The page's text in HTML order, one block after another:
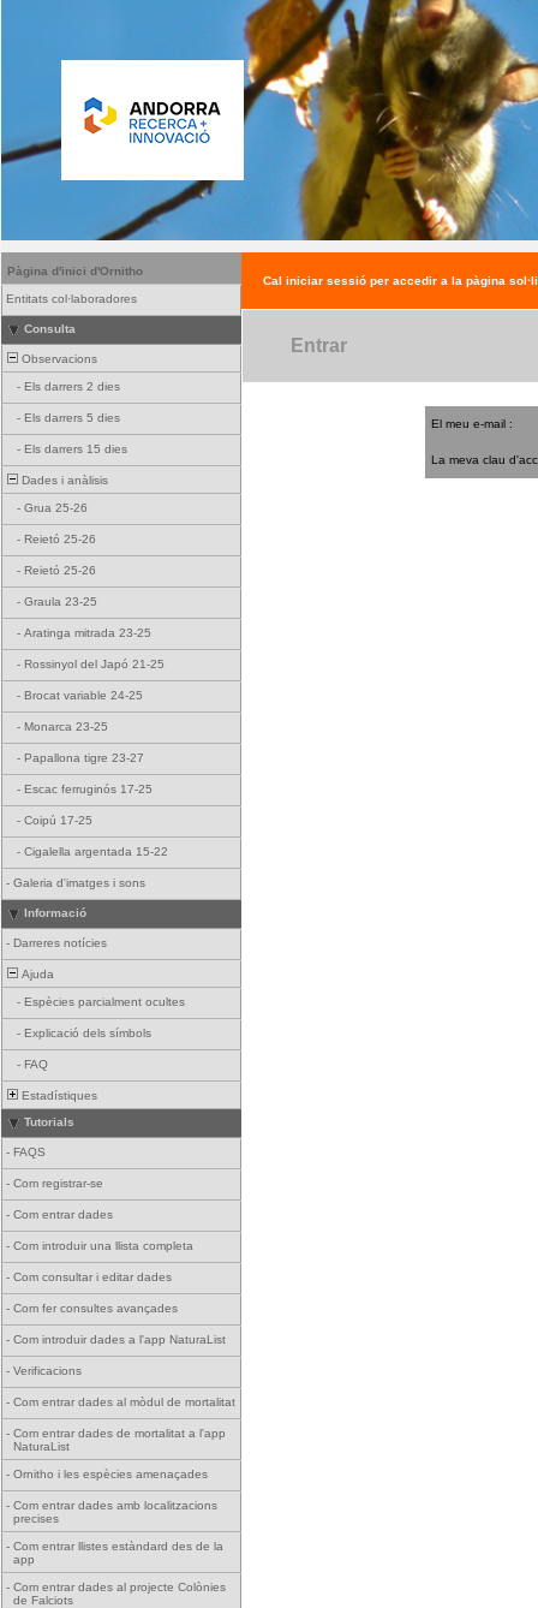
Pàgina d'inici d'Ornitho
Entitats col·laboradores
Consulta
Observacions
- Els darrers 2 dies
- Els darrers 5 dies
- Els darrers 15 dies
Dades i anàlisis
- Grua 25-26
- Reietó 25-26
- Reietó 25-26
- Graula 23-25
- Aratinga mitrada 23-25
- Rossinyol del Japó 21-25
- Brocat variable 24-25
- Monarca 23-25
- Papallona tigre 23-27
- Escac ferruginós 17-25
- Coipú 17-25
- Cigalella argentada 15-22
- Galeria d'imatges i sons
Informació
- Darreres notícies
Ajuda
- Espècies parcialment ocultes
- Explicació dels símbols
- FAQ
Estadístiques
Tutorials
- FAQS
- Com registrar-se
- Com entrar dades
- Com introduir una llista completa
- Com consultar i editar dades
- Com fer consultes avançades
- Com introduir dades a l'app NaturaList
- Verificacions
- Com entrar dades al mòdul de mortalitat
- Com entrar dades de mortalitat a l'app
NaturaList
- Ornitho i les espècies amenaçades
- Com entrar dades amb localitzacions
precises
- Com entrar llistes estàndard des de la
app
- Com entrar dades al projecte Colònies
de Falciots
Cal iniciar sessió per accedir a la pàgina
Entrar
El meu e-mail :
La meva clau